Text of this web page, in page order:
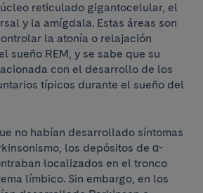
reticulado gigantocelular, el
y la amígdala. Estas áreas son
la atonía o relajación
sueño REM, y se sabe que su
con el desarrollo de los
típicos durante el sueño del
no habían desarrollado síntomas
los depósitos de α-
localizados en el tronco
límbico. Sin embargo, en los